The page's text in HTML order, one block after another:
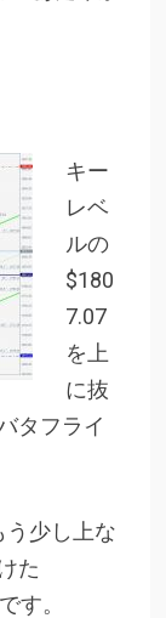
キー
レベ
ルの
$180
7.07
を上
に抜
タフライ
う少し上な
た
す。